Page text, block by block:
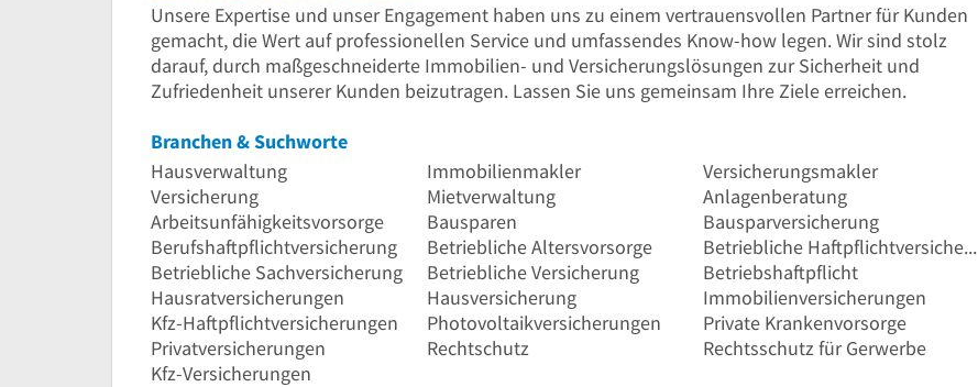
Unsere Expertise und unser Engagement haben uns zu einem vertrauensvollen Partner für Kunden
gemacht, die Wert auf professionellen Service und umfassendes Know-how legen. Wir sind stolz
darauf, durch maßgeschneiderte Immobilien- und Versicherungslösungen zur Sicherheit und
Zufriedenheit unserer Kunden beizutragen. Lassen Sie uns gemeinsam Ihre Ziele erreichen.
Branchen & Suchworte
Hausverwaltung
Immobilienmakler
Versicherungsmakler
Versicherung
Mietverwaltung
Anlagenberatung
Arbeitsunfähigkeitsvorsorge
Bausparen
Bausparversicherung
Berufshaftpflichtversicherung
Betriebliche Altersvorsorge
Betriebliche Haftpflichtversicherungen
Betriebliche Sachversicherung
Betriebliche Versicherung
Betriebshaftpflicht
Hausratversicherungen
Hausversicherung
Immobilienversicherungen
Kfz-Haftpflichtversicherungen
Photovoltaikversicherungen
Private Krankenvorsorge
Privatversicherungen
Rechtschutz
Rechtsschutz für Gerwerbe
Kfz-Versicherungen